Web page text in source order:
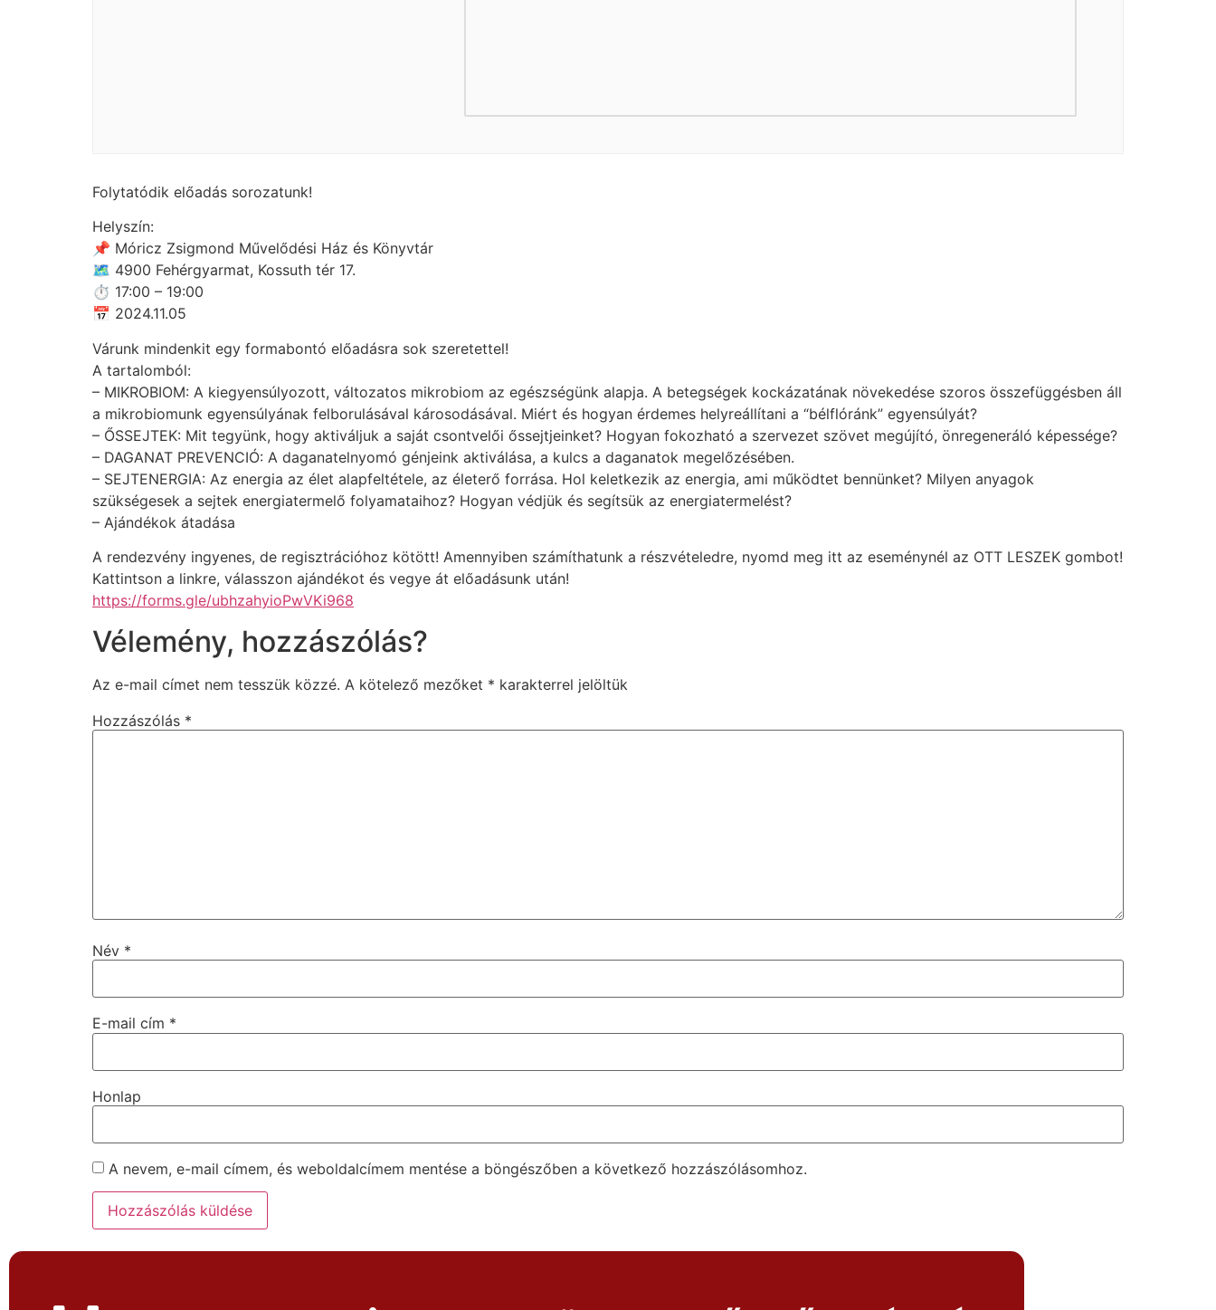
Folytatódik előadás sorozatunk!
Helyszín:
📌 Móricz Zsigmond Művelődési Ház és Könyvtár
🗺 4900 Fehérgyarmat, Kossuth tér 17.
⏱ 17:00 – 19:00
📅 2024.11.05
Várunk mindenkit egy formabontó előadásra sok szeretettel!
A tartalomból:
– MIKROBIOM: A kiegyensúlyozott, változatos mikrobiom az egészségünk alapja. A betegségek kockázatának növekedése szoros összefüggésben áll
a mikrobiomunk egyensúlyának felborulásával károsodásával. Miért és hogyan érdemes helyreállítani a “bélflóránk” egyensúlyát?
– ŐSSEJTEK: Mit tegyünk, hogy aktiváljuk a saját csontvelői őssejtjeinket? Hogyan fokozható a szervezet szövet megújító, önregeneráló képessége?
– DAGANAT PREVENCIÓ: A daganatelnyomó génjeink aktiválása, a kulcs a daganatok megelőzésében.
– SEJTENERGIA: Az energia az élet alapfeltétele, az életerő forrása. Hol keletkezik az energia, ami működtet bennünket? Milyen anyagok
szükségesek a sejtek energiatermelő folyamataihoz? Hogyan védjük és segítsük az energiatermelést?
– Ajándékok átadása
A rendezvény ingyenes, de regisztrációhoz kötött! Amennyiben számíthatunk a részvételedre, nyomd meg itt az eseménynél az OTT LESZEK gombot!
Kattintson a linkre, válasszon ajándékot és vegye át előadásunk után!
https://forms.gle/ubhzahyioPwVKi968
Vélemény, hozzászólás?
Az e-mail címet nem tesszük közzé. A kötelező mezőket * karakterrel jelöltük
Hozzászólás *
Név *
E-mail cím *
Honlap
A nevem, e-mail címem, és weboldalcímem mentése a böngészőben a következő hozzászólásomhoz.